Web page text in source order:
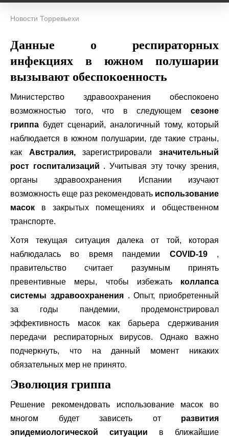
Новости Торревьехи
Данные о респираторных
инфекциях в южном полушарии
вызывают обеспокоенность
Министерство здравоохранения обеспокоено
возможностью того, что в следующем сезоне
гриппа будет сценарий, аналогичный тому, который
наблюдается в южном полушарии, где такие страны,
как Австралия,зарегистрировализначительный
рост госпитализаций . Учитывая эту точку зрения,
органы здравоохранения Испании изучают
возможность еще раз рекомендовать использование
масок в закрытых помещениях и общественном
транспорте.
Хотя текущая ситуация далека от той, которая
наблюдалась во время пандемии COVID-19,
правительство считает разумным принять
превентивные меры, чтобы избежать коллапса
системы здравоохранения. Опыт, приобретенный
за годы пандемии, продемонстрировал
эффективность масок как барьера сдерживания
передачи респираторных вирусов. Однако важно
подчеркнуть, что на данный момент никаких
обязательных мер не принято.
Эволюция гриппа
Решение рекомендовать использование масок во
многом будет зависеть от развития
эпидемиологической ситуации в ближайшие